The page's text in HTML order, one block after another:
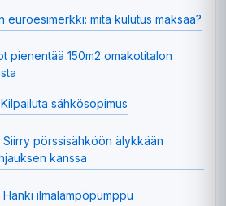
euroesimerkki: mitä kulutus maksaa?
pienentää 150m2 omakotitalon
Kilpailuta sähkösopimus
Siirry pörssisähköön älykkään
kanssa
Hanki ilmalämpöpumppu